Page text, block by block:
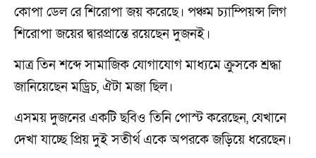
কোপা ডেল রে শিরোপা জয় করেছে। পঞ্চম চ্যাম্পিয়ন্স লিগ
শিরোপা জয়ের দ্বারপ্রান্তে রয়েছেন দুজনই।
মাত্র তিন শব্দে সামাজিক যোগাযোগ মাধ্যমে ক্রুসকে শ্রদ্ধা
জানিয়েছেন মড্রিচ, ঐটা মজা ছিল।
এসময় দুজনের একটি ছবিও তিনি পোস্ট করেছেন, যেখানে
দেখা যাচ্ছে প্রিয় দুই সতীর্থ একে অপরকে জড়িয়ে ধরেছেন।